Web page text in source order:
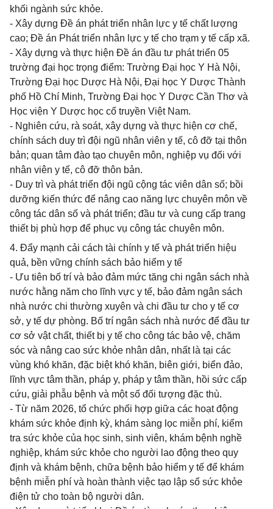
khối ngành sức khỏe.
- Xây dựng Đề án phát triển nhân lực y tế chất lượng
cao; Đề án Phát triển nhân lực y tế cho trạm y tế cấp xã.
- Xây dựng và thực hiện Đề án đầu tư phát triển 05
trường đại học trọng điểm: Trường Đại học Y Hà Nội,
Trường Đại học Dược Hà Nội, Đại học Y Dược Thành
phố Hồ Chí Minh, Trường Đại học Y Dược Cần Thơ và
Học viện Y Dược học cổ truyền Việt Nam.
- Nghiên cứu, rà soát, xây dựng và thực hiện cơ chế,
chính sách duy trì đội ngũ nhân viên y tế, cô đỡ tại thôn
bản; quan tâm đào tạo chuyên môn, nghiệp vụ đối với
nhân viên y tế, cô đỡ thôn bản.
- Duy trì và phát triển đội ngũ cộng tác viên dân số; bồi
dưỡng kiến thức để nâng cao năng lực chuyên môn về
công tác dân số và phát triển; đầu tư và cung cấp trang
thiết bị phù hợp để phục vụ công tác chuyên môn.
4. Đẩy mạnh cải cách tài chính y tế và phát triển hiệu
quả, bền vững chính sách bảo hiểm y tế
- Ưu tiên bố trí và bảo đảm mức tăng chi ngân sách nhà
nước hằng năm cho lĩnh vực y tế, bảo đảm ngân sách
nhà nước chi thường xuyên và chi đầu tư cho y tế cơ
sở, y tế dự phòng. Bố trí ngân sách nhà nước để đầu tư
cơ sở vật chất, thiết bị y tế cho công tác bảo vệ, chăm
sóc và nâng cao sức khỏe nhân dân, nhất là tại các
vùng khó khăn, đặc biệt khó khăn, biên giới, biển đảo,
lĩnh vực tâm thần, pháp y, pháp y tâm thần, hồi sức cấp
cứu, giải phẫu bệnh và một số đối tượng đặc thù.
- Từ năm 2026, tổ chức phối hợp giữa các hoạt động
khám sức khỏe định kỳ, khám sàng lọc miễn phí, kiểm
tra sức khỏe của học sinh, sinh viên, khám bệnh nghề
nghiệp, khám sức khỏe cho người lao động theo quy
định và khám bệnh, chữa bệnh bảo hiểm y tế để khám
bệnh miễn phí và hoàn thành việc tạo lập sổ sức khỏe
điện tử cho toàn bộ người dân.